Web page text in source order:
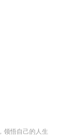
领悟自己的人生